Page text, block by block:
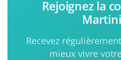
Rejoignez la
Recevez
mieux vivre